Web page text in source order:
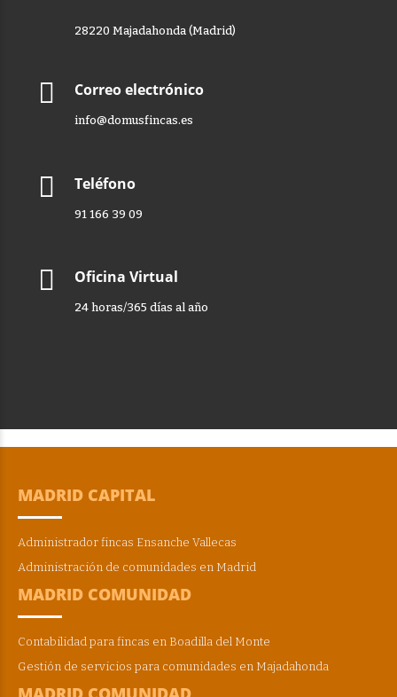
28220 Majadahonda (Madrid)
Correo electrónico
info@domusfincas.es
Teléfono
91 166 39 09
Oficina Virtual
24 horas/365 días al año
MADRID CAPITAL
Administrador fincas Ensanche Vallecas
Administración de comunidades en Madrid
MADRID COMUNIDAD
Contabilidad para fincas en Boadilla del Monte
Gestión de servicios para comunidades en Majadahonda